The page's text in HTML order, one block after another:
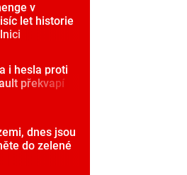
v
let historie
i hesla proti
překvapí
dnes jsou
do zelené